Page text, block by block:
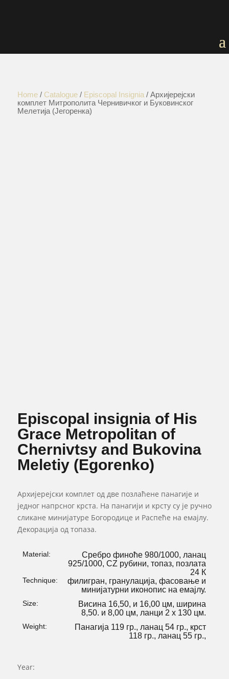
Home/ Catalogue/ Episcopal Insignia / Архијерејски
комплет Митрополита Чернивичког и Буковинског
Мелетија (Јегоренка)
Episcopal insignia of His
Grace Metropolitan of
Chernivtsy and Bukovina
Meletiy (Egorenko)
Архијерејски комплет од две позлаћене панагије и
једног напрсног крста. На панагији и крсту су је ручно
сликане минијатуре Богородице и Распеће на емајлу.
Декорација од топаза.
Material:
Сребро финоће 980/1000, ланац
925/1000, CZ рубини, топаз, позлата
24 К
Technique:
филигран, гранулација, фасовање и
минијатурни иконопис на емајлу.
Size:
Висина 16,50, и 16,00 цм, ширина
8,50. и 8,00 цм, ланци 2 х 130 цм.
Weight:
Панагија 119 гр., ланац 54 гр., крст
118 гр., ланац 55 гр.,
Year: